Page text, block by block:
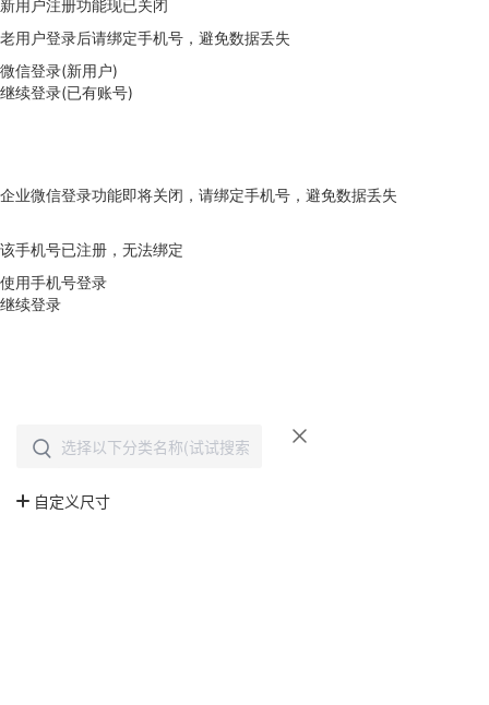
新用户注册功能现已关闭
老用户登录后请绑定手机号，避免数据丢失
微信登录(新用户)
继续登录(已有账号)
企业微信登录功能即将关闭，请绑定手机号，避免数据丢失
该手机号已注册，无法绑定
使用手机号登录
继续登录